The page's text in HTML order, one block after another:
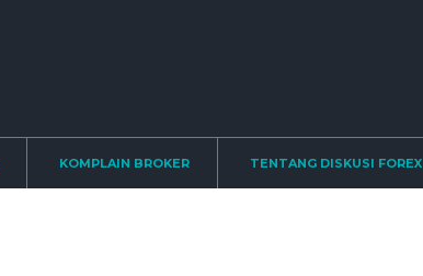
KOMPLAIN BROKER TENTANG DISKUSI FOREX